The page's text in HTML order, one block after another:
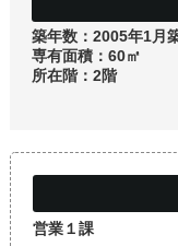
築年数：2005年1月
専有面積：60㎡
所在階：2階
営業１課